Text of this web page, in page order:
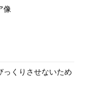
像
っくりさせないため